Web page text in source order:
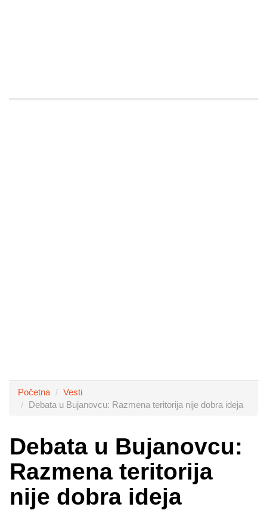
Početna
Vesti
Debata u Bujanovcu: Razmena teritorija nije dobra ideja
Debata u Bujanovcu:
Razmena teritorija
nije dobra ideja